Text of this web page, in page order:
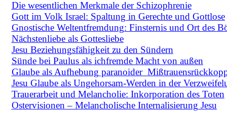
Die wesentlichen Merkmale der Schizophrenie
Gott im Volk Israel: Spaltung in Gerechte und Gottlose
Gnostische Weltentfremdung: Finsternis und Ort des
Nächstenliebe als Gottesliebe
Jesu Beziehungsfähigkeit zu den Sündern
Sünde bei Paulus als ichfremde Macht von außen
Glaube als Aufhebung paranoider
Jesu Glaube als Ungehorsam-Werden in der
Trauerarbeit und Melancholie: Inkorporation des Toten
Ostervisionen – Melancholische Internalisierung Jesu